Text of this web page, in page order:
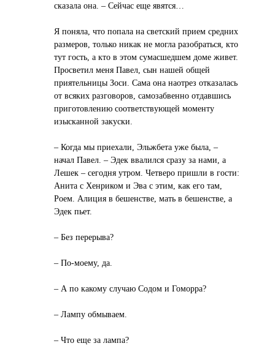
сказала она. – Сейчас еще явятся…
Я поняла, что попала на светский прием средних
размеров, только никак не могла разобраться, кто
тут гость, а кто в этом сумасшедшем доме живет.
Просветил меня Павел, сын нашей общей
приятельницы Зоси. Сама она наотрез отказалась
от всяких разговоров, самозабвенно отдавшись
приготовлению соответствующей моменту
изысканной закуски.
– Когда мы приехали, Эльжбета уже была, –
начал Павел. – Эдек ввалился сразу за нами, а
Лешек – сегодня утром. Четверо пришли в гости:
Анита с Хенриком и Эва с этим, как его там,
Роем. Алиция в бешенстве, мать в бешенстве, а
Эдек пьет.
– Без перерыва?
– По-моему, да.
– А по какому случаю Содом и Гоморра?
– Лампу обмываем.
– Что еще за лампа?